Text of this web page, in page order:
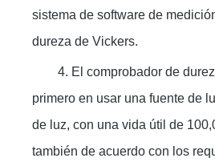
sistema de software de
dureza de Vickers.
4. El comprobador de
primero en usar una fuente de
de luz, con una vida útil de
también de acuerdo con los